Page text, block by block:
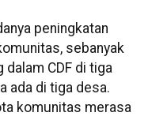
peningkatan
sebanyak
CDF di tiga
ada di tiga desa.
komunitas merasa